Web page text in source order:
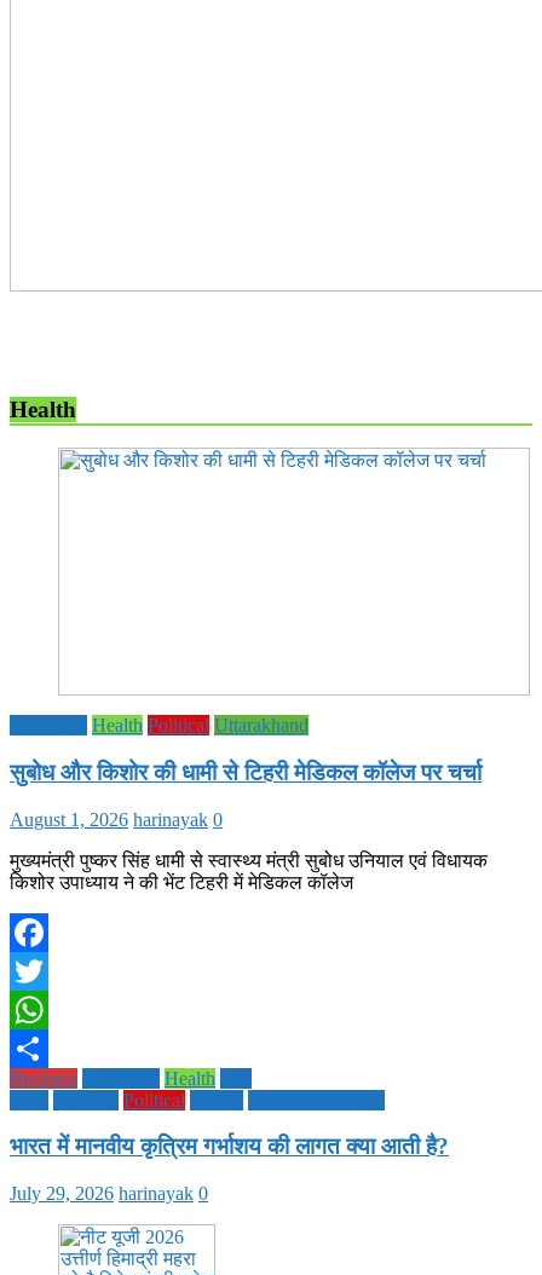
Health
Health Political Uttarakhand
सुबोध और किशोर की धामी से टिहरी मेडिकल कॉलेज पर चर्चा
August 1, 2026 harinayak 0
मुख्यमंत्री पुष्कर सिंह धामी से स्वास्थ्य मंत्री सुबोध उनियाल एवं विधायक
किशोर उपाध्याय ने की भेंट टिहरी में मेडिकल कॉलेज
Facebook
Twitter
WhatsApp
Share
Business Health
Political
भारत में मानवीय कृत्रिम गर्भाशय की लागत क्या आती है?
July 29, 2026 harinayak 0